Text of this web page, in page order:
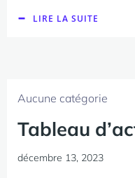
LIRE LA SUITE
Aucune catégorie
Tableau
décembre 13, 2023